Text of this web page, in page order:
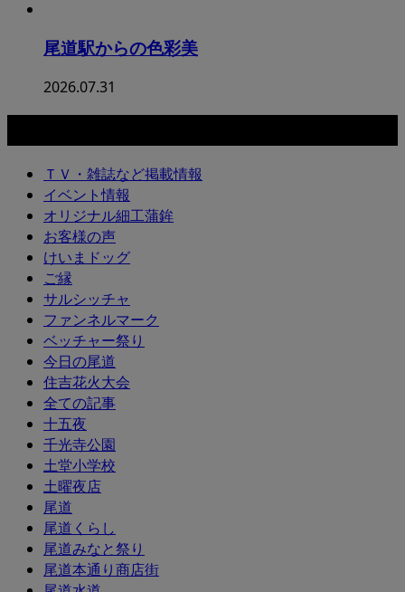
尾道駅からの色彩美
2026.07.31
ＴＶ・雑誌など掲載情報
イベント情報
オリジナル細工蒲鉾
お客様の声
けいまドッグ
ご縁
サルシッチャ
ファンネルマーク
ベッチャー祭り
今日の尾道
住吉花火大会
全ての記事
十五夜
千光寺公園
土堂小学校
土曜夜店
尾道
尾道くらし
尾道みなと祭り
尾道本通り商店街